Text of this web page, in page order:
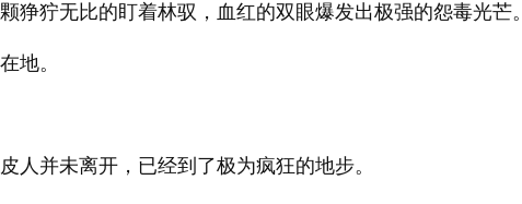
狰狞无比的盯着林驭，血红的双眼爆发出极强的怨毒光芒。
地。
人并未离开，已经到了极为疯狂的地步。